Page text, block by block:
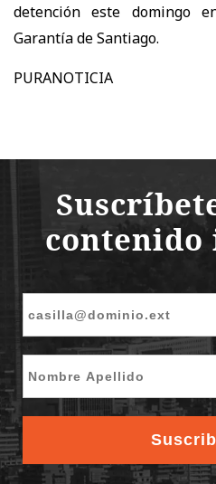
detención este domingo
Garantía de Santiago.
PURANOTICIA